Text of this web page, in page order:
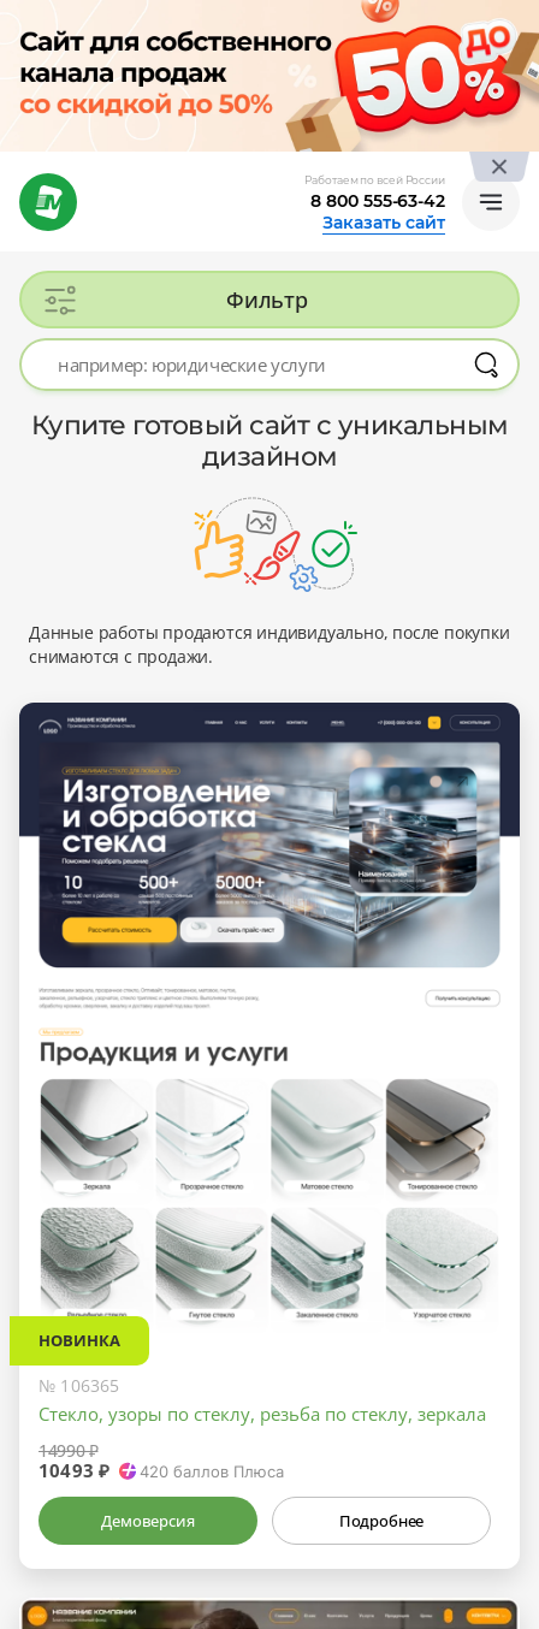
Работаем по всей России
8 800 555-63-42
Заказать сайт
Фильтр
Купите готовый сайт с уникальным
дизайном
Данные работы продаются индивидуально, после покупки
снимаются с продажи.
НОВИНКА
№ 106365
Стекло, узоры по стеклу, резьба по стеклу, зеркала
14990 ₽
10493 ₽ 420 баллов Плюса
Демоверсия Подробнее